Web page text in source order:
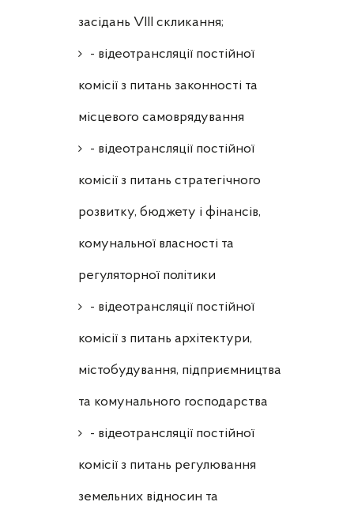
засідань VIII скликання;
- відеотрансляції постійної
комісії з питань законності та
місцевого самоврядування
- відеотрансляції постійної
комісії з питань стратегічного
розвитку, бюджету і фінансів,
комунальної власності та
регуляторної політики
- відеотрансляції постійної
комісії з питань архітектури,
містобудування, підприємництва
та комунального господарства
- відеотрансляції постійної
комісії з питань регулювання
земельних відносин та